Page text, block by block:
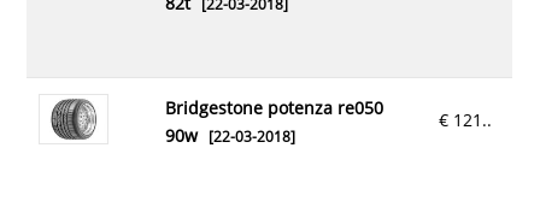
[22-03-2018]
€ 121..
bridgestone potenza re050
90w[22-03-2018]